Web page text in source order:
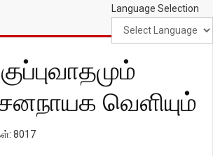
Language Selection
சனநாயக வெளியும்
8017